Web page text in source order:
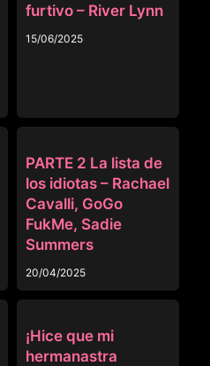
furtivo – River Lynn
15/06/2025
PARTE 2 La lista de
los idiotas – Rachael
Cavalli, GoGo
FukMe, Sadie
Summers
20/04/2025
¡Hice que mi
hermanastra